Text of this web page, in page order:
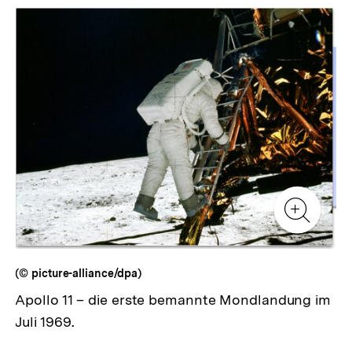
Zur
Zur
Zur
Galerieansicht
(© picture-alliance/dpa)
Apollo 11 – die erste bemannte Mondlandung im
Juli 1969.